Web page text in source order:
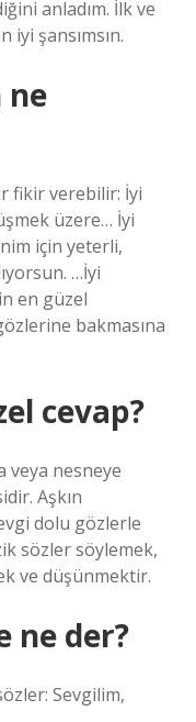
anladım. İlk ve
iyi şansımsın.
ne
fikir verebilir: İyi
üzere… İyi
için yeterli,
…İyi
en güzel
bakmasına
cevap?
veya nesneye
Aşkın
dolu gözlerle
sözler söylemek,
ve düşünmektir.
ne der?
Sevgilim,